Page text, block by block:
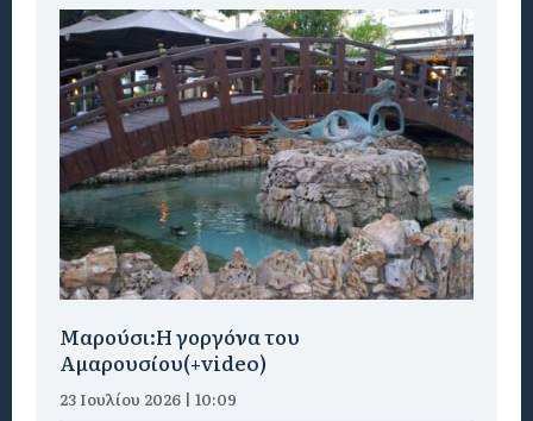
Μαρούσι:H γοργόνα του
Αμαρουσίου(+video)
23 Ιουλίου 2026 | 10:09